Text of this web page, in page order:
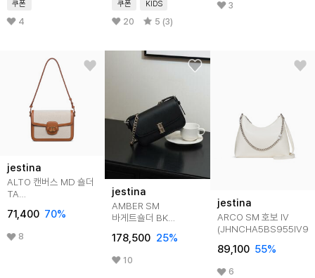
쿠폰
4
쿠폰 KIDS
20 5 (3)
3
jestina
ALTO 캔버스 MD 숄더
TA
(JHNCHA4BS750TA270)
71,400 70%
8
jestina
AMBER SM
바게트숄더 BK
(JHNCHA4BS835BK010)
178,500 25%
10
jestina
ARCO SM 호보 IV
89,100 55%
6